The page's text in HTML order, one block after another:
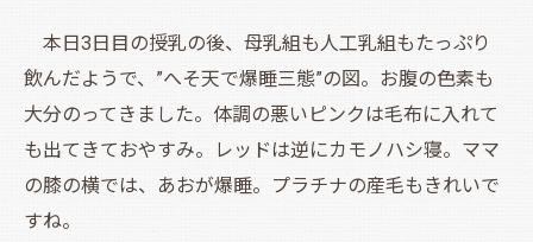
本日3日目の授乳の後、母乳組も人工乳組もたっぷり
飲んだようで、”へそ天で爆睡三態”の図。お腹の色素も
大分のってきました。体調の悪いピンクは毛布に入れて
も出てきておやすみ。レッドは逆にカモノハシ寝。ママ
の膝の横では、あおが爆睡。プラチナの産毛もきれいで
すね。